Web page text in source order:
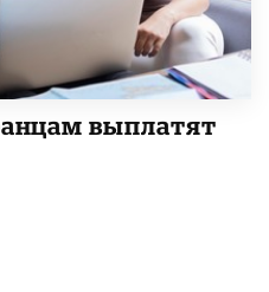
выплатят